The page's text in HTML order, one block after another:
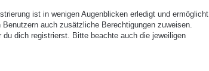
ist in wenigen Augenblicken erledigt und ermöglicht
auch zusätzliche Berechtigungen zuweisen.
dich registrierst. Bitte beachte auch die jeweiligen